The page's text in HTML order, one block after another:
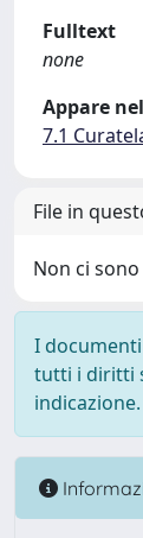
Fulltext
none
Appare
7.1
File in
Non ci
I
tutti i diritti
indicazione.